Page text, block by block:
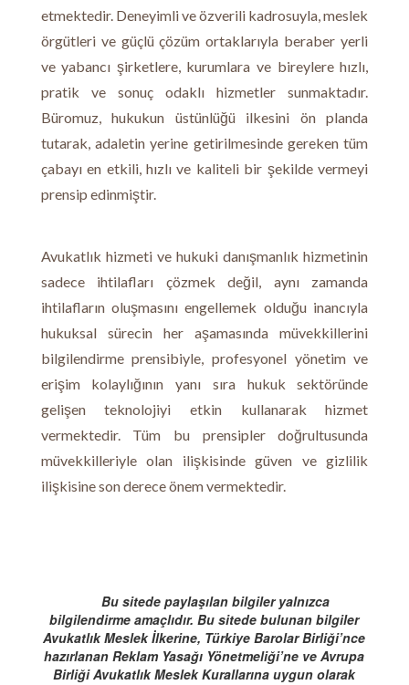
etmektedir. Deneyimli ve özverili kadrosuyla, meslek
örgütleri ve güçlü çözüm ortaklarıyla beraber yerli
ve yabancı şirketlere, kurumlara ve bireylere hızlı,
pratik ve sonuç odaklı hizmetler sunmaktadır.
Büromuz, hukukun üstünlüğü ilkesini ön planda
tutarak, adaletin yerine getirilmesinde gereken tüm
çabayı en etkili, hızlı ve kaliteli bir şekilde vermeyi
prensip edinmiştir.
Avukatlık hizmeti ve hukuki danışmanlık hizmetinin
sadece ihtilafları çözmek değil, aynı zamanda
ihtilafların oluşmasını engellemek olduğu inancıyla
hukuksal sürecin her aşamasında müvekkillerini
bilgilendirme prensibiyle, profesyonel yönetim ve
erişim kolaylığının yanı sıra hukuk sektöründe
gelişen teknolojiyi etkin kullanarak hizmet
vermektedir. Tüm bu prensipler doğrultusunda
müvekkilleriyle olan ilişkisinde güven ve gizlilik
ilişkisine son derece önem vermektedir.
Bu sitede paylaşılan bilgiler yalnızca
bilgilendirme amaçlıdır. Bu sitede bulunan bilgiler
Avukatlık Meslek İlkerine, Türkiye Barolar Birliği’nce
hazırlanan Reklam Yasağı Yönetmeliği’ne ve Avrupa
Birliği Avukatlık Meslek Kurallarına uygun olarak